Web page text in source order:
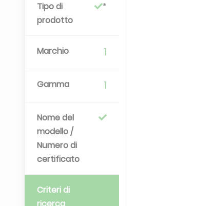
Tipo di
prodotto
Marchio 1
Gamma 1
Nome del
modello /
Numero di
certificato
Criteri di